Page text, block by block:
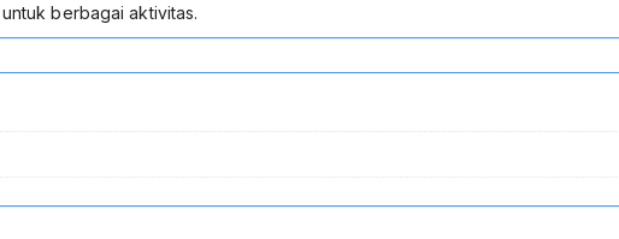
berbagai aktivitas.